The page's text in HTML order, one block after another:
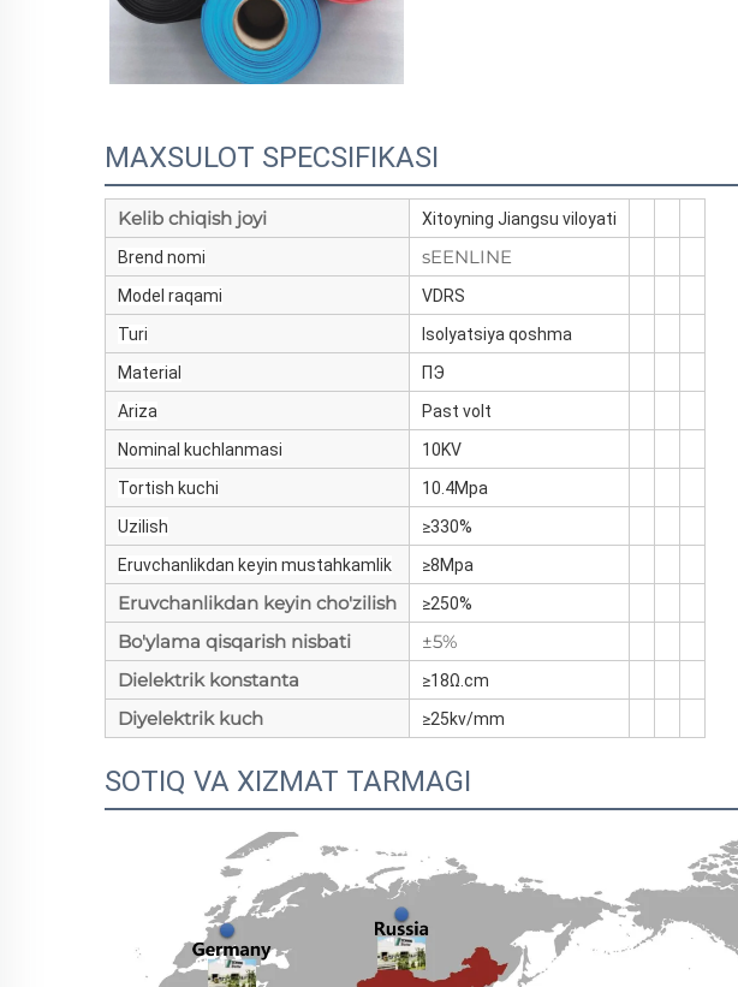
MAXSULOT SPECSIFIKASI
Kelib chiqish joyi
Xitoyning Jiangsu viloyati
Brend nomi
sEENLINE
Model raqami
VDRS
Turi
Isolyatsiya qoshma
Material
ПЭ
Ariza
Past volt
Nominal kuchlanmasi
10KV
Tortish kuchi
10.4Mpa
Uzilish
≥330%
Eruvchanlikdan keyin mustahkamlik
≥8Mpa
Eruvchanlikdan keyin cho'zilish ≥250%
Bo'ylama qisqarish nisbati
±5%
Dielektrik konstanta
≥18Ω.cm
Diyelektrik kuch ≥25kv/mm
SOTIQ VA XIZMAT TARMAGI